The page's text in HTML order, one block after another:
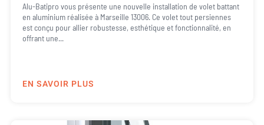
Alu-Batipro vous présente une nouvelle installation de volet battant
en aluminium réalisée à Marseille 13006. Ce volet tout persiennes
est conçu pour allier robustesse, esthétique et fonctionnalité, en
offrant une...
EN SAVOIR PLUS